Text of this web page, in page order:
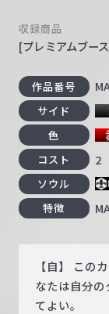
収録商品
[プレミアムブー
作品番号
サイド
色
コスト 2
ソウル
特徴
【自】 この
なたは自分
てよい。